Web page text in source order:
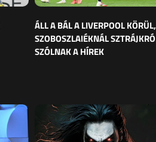
ÁLL A BÁL A LIVERPOOL KÖRÜL,
SZOBOSZLAIÉKNÁL
SZÓLNAK A HÍREK